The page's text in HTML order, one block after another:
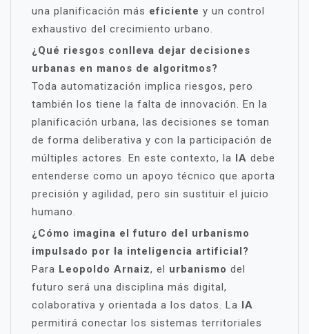
una planificación más eficiente y un control
exhaustivo del crecimiento urbano.
¿Qué riesgos conlleva dejar decisiones
urbanas en manos de algoritmos?
Toda automatización implica riesgos, pero
también los tiene la falta de innovación. En la
planificación urbana, las decisiones se toman
de forma deliberativa y con la participación de
múltiples actores. En este contexto, la IA debe
entenderse como un apoyo técnico que aporta
precisión y agilidad, pero sin sustituir el juicio
humano.
¿Cómo imagina el futuro del urbanismo
impulsado por la inteligencia artificial?
Para Leopoldo Arnaiz, el urbanismo del
futuro será una disciplina más digital,
colaborativa y orientada a los datos. La IA
permitirá conectar los sistemas territoriales